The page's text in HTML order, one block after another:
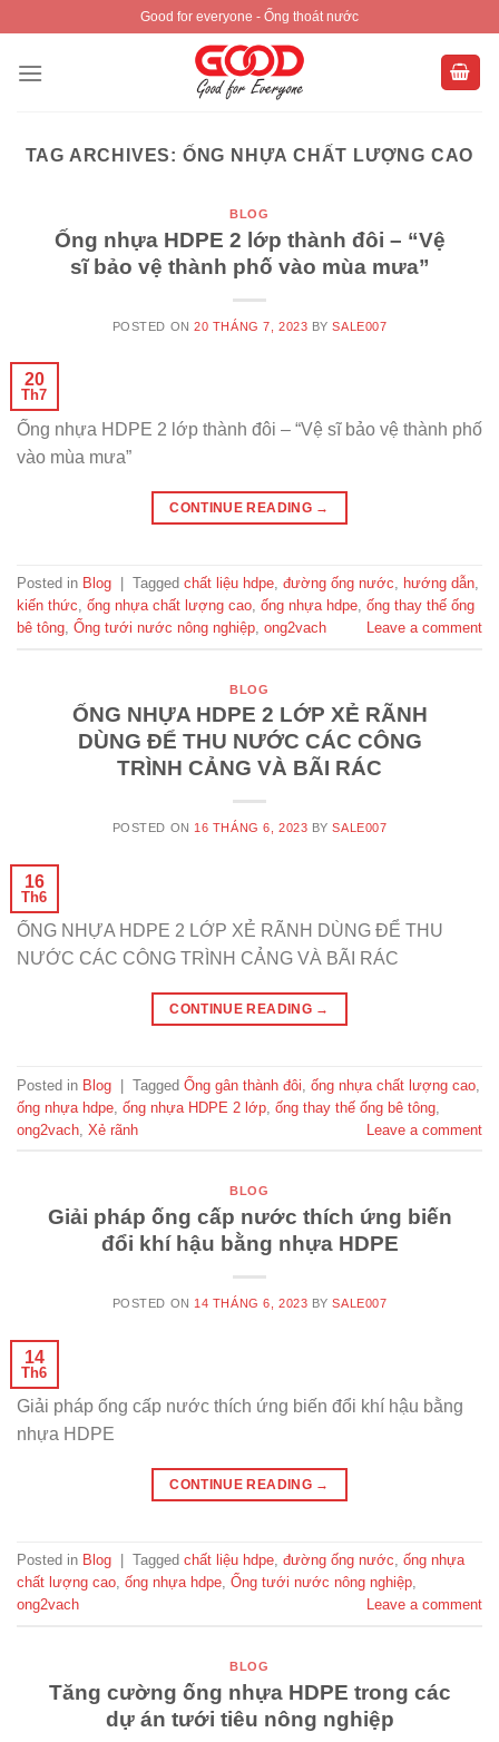
content
Good for everyone - Ống thoát nước
TAG ARCHIVES: ỐNG NHỰA CHẤT LƯỢNG CAO
BLOG
Ống nhựa HDPE 2 lớp thành đôi – “Vệ
sĩ bảo vệ thành phố vào mùa mưa”
POSTED ON20 THÁNG 7, 2023 BYSALE007
20
Th7
Ống nhựa HDPE 2 lớp thành đôi – “Vệ sĩ bảo vệ thành phố
vào mùa mưa”
CONTINUE READING →
Posted in Blog Tagged chất liệu hdpe đường ống nước hướng dẫn
kiến thức ống nhựa chất lượng cao ống nhựa hdpe ống thay thế ống
bê tông Ống tưới nước nông nghiệp ong2vach Leave a comment
BLOG
ỐNG NHỰA HDPE 2 LỚP XẺ RÃNH
DÙNG ĐỂ THU NƯỚC CÁC CÔNG
TRÌNH CẢNG VÀ BÃI RÁC
POSTED ON 16 THÁNG 6, 2023 BYSALE007
16
Th6
ỐNG NHỰA HDPE 2 LỚP XẺ RÃNH DÙNG ĐỂ THU
NƯỚC CÁC CÔNG TRÌNH CẢNG VÀ BÃI RÁC
CONTINUE READING →
Posted in Blog | Tagged Ống gân thành đôi ống nhựa chất lượng cao
ống nhựa hdpe ống nhựa HDPE 2 lớp ống thay thế ống bê tông
ong2vach Xẻ rãnh Leave a comment
BLOG
Giải pháp ống cấp nước thích ứng biến
đổi khí hậu bằng nhựa HDPE
POSTED ON 14 THÁNG 6, 2023 BYSALE007
14
Th6
Giải pháp ống cấp nước thích ứng biến đổi khí hậu bằng
nhựa HDPE
CONTINUE READING →
Posted in Blog Tagged chất liệu hdpe, đường ống nước, ống nhựa
chất lượng cao, ống nhựa hdpe, Ống tưới nước nông nghiệp,
ong2vach
Leave a comment
BLOG
Tăng cường ống nhựa HDPE trong các
dự án tưới tiêu nông nghiệp